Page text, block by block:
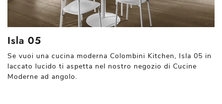
Isla 05
Se vuoi una cucina moderna Colombini Kitchen, Isla 05 in
laccato lucido ti aspetta nel nostro negozio di Cucine
Moderne ad angolo.